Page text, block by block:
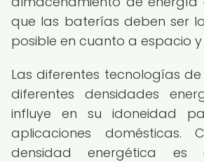
que las baterías deben ser
posible en cuanto a espacio y
Las diferentes tecnologías
diferentes densidades
influye en su idoneidad
aplicaciones domésticas.
densidad energética es